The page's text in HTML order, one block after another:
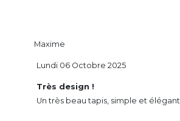
Maxime
Très design !
Un très beau tapis, simple et élégant
Lundi 06 Octobre 2025